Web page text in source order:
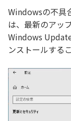
Windowsの不具
は、最新のアッ
Windows
ンストールする